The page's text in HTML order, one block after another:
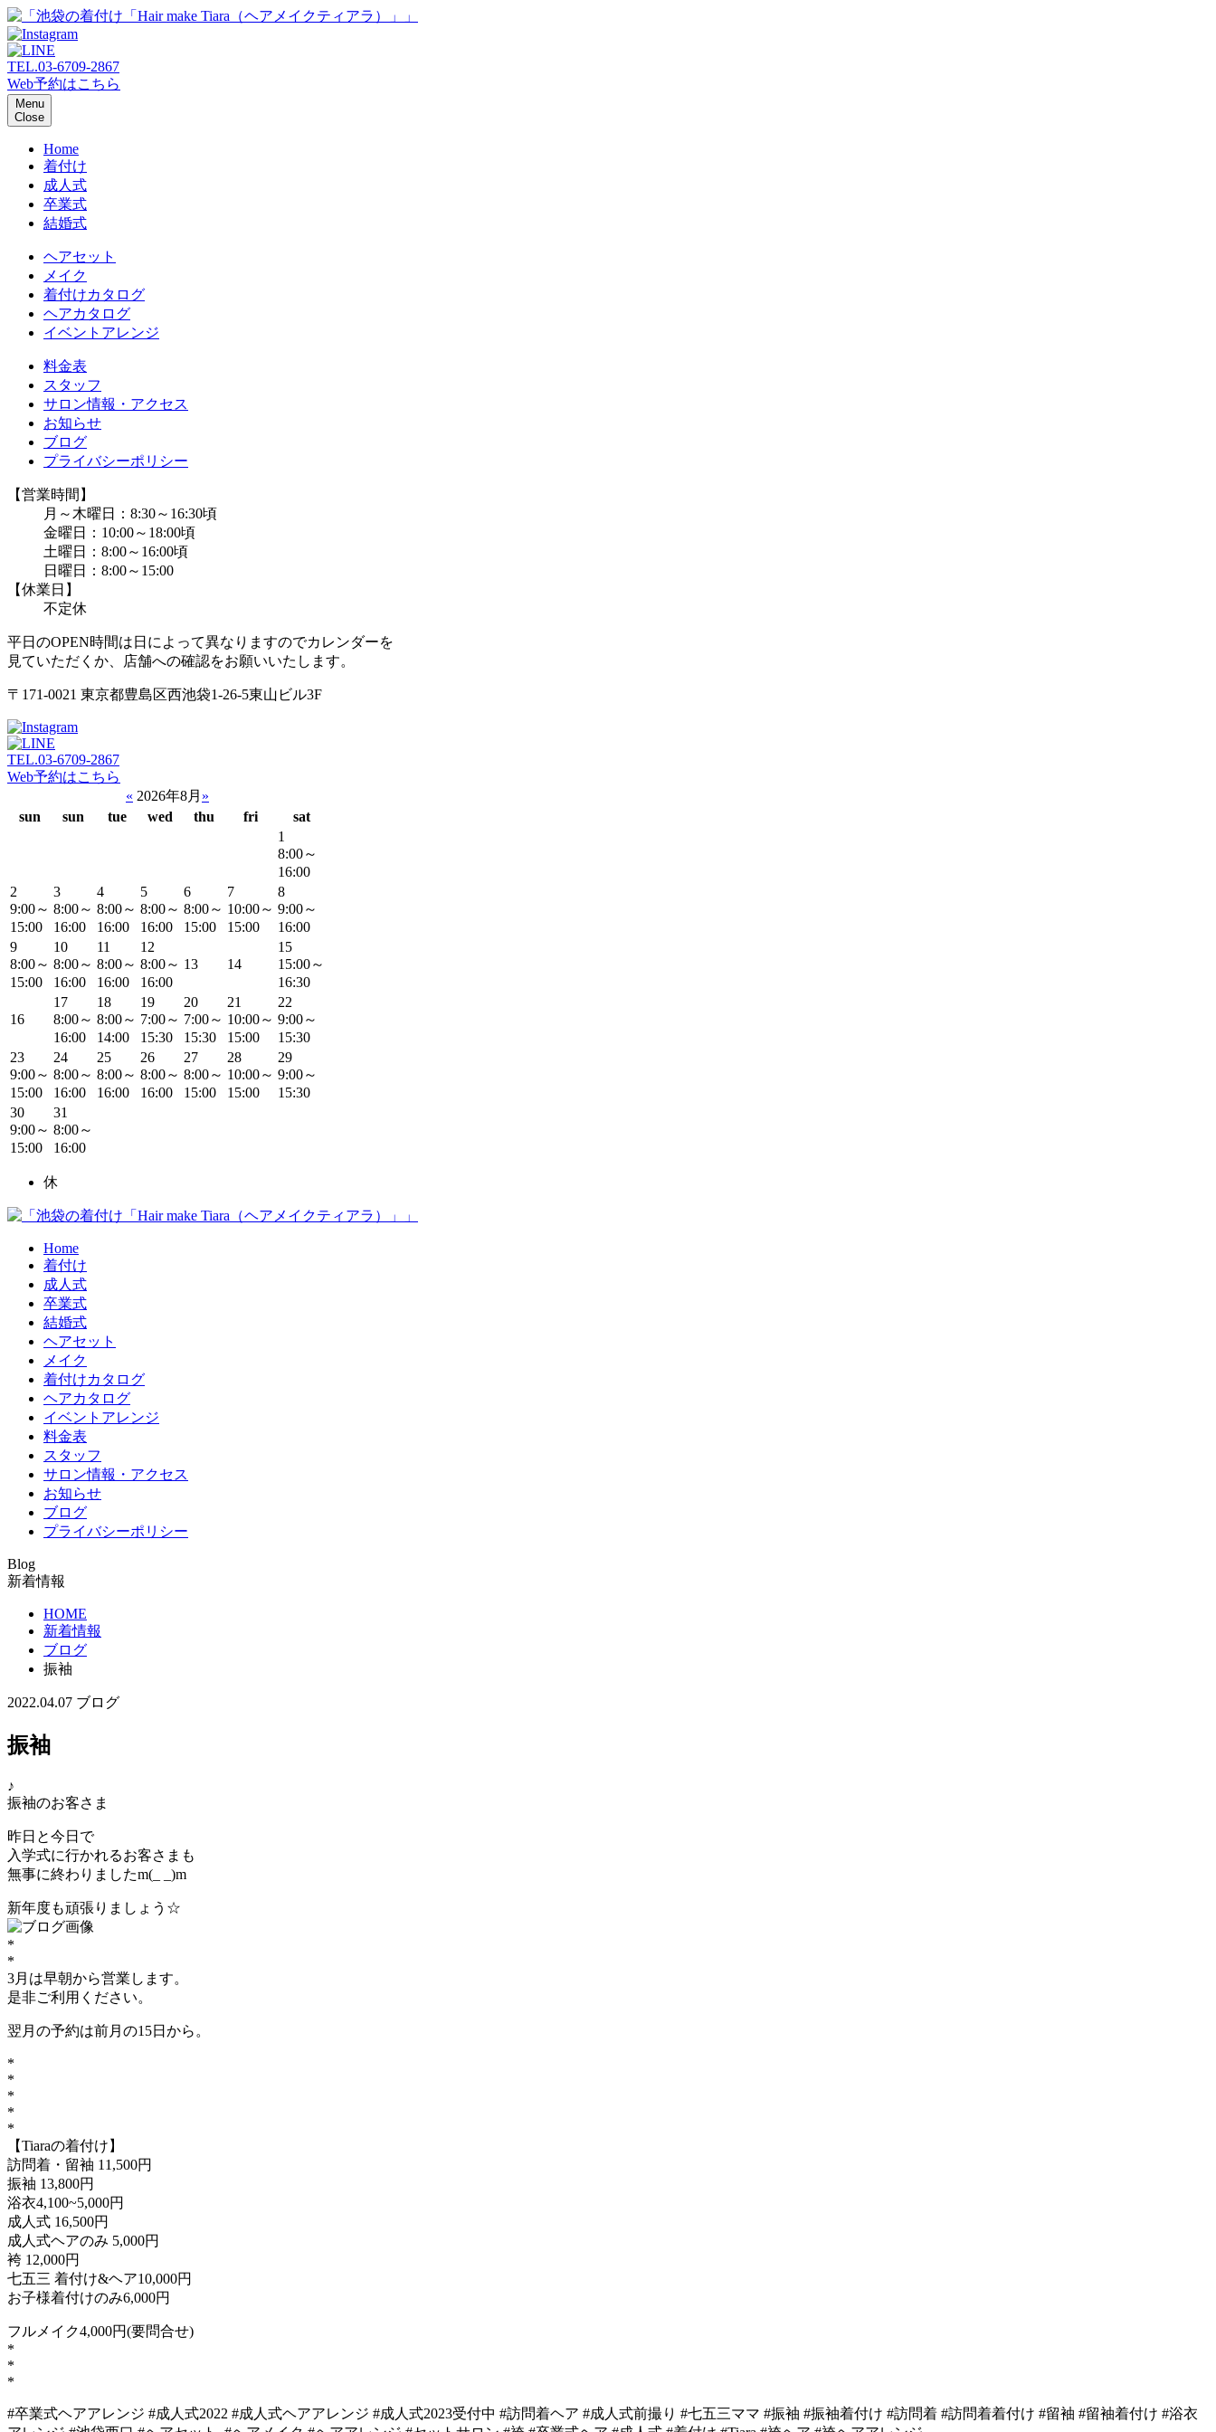
TEL.03-6709-2867
Web予約はこちら
Menu
Close
Home
着付け
成人式
卒業式
結婚式
ヘアセット
メイク
着付けカタログ
ヘアカタログ
イベントアレンジ
料金表
スタッフ
サロン情報・アクセス
お知らせ
ブログ
プライバシーポリシー
【営業時間】
月～木曜日：8:30～16:30頃
金曜日：10:00～18:00頃
土曜日：8:00～16:00頃
日曜日：8:00～15:00
【休業日】
不定休
平日のOPEN時間は日によって異なりますのでカレンダーを
見ていただくか、店舗への確認をお願いいたします。
〒171-0021 東京都豊島区西池袋1-26-5東山ビル3F
TEL.03-6709-2867
Web予約はこちら
« 2026年8月 »
sun
sun tue wed thu fri
sat
1
8:00～
16:00
2
9:00～
15:00
3
8:00～
16:00
4
8:00～
16:00
5
8:00～
16:00
6
8:00～
15:00
7
10:00～
15:00
8
9:00～
16:00
9
8:00～
15:00
10
8:00～
16:00
11
8:00～
16:00
12
8:00～
16:00
13 14
15
15:00～
16:30
16
17
8:00～
16:00
18
8:00～
14:00
19
7:00～
15:30
20
7:00～
15:30
21
10:00～
15:00
22
9:00～
15:30
23
9:00～
15:00
24
8:00～
16:00
25
8:00～
16:00
26
8:00～
16:00
27
8:00～
15:00
28
10:00～
15:00
29
9:00～
15:30
30
9:00～
15:00
31
8:00～
16:00
休
Home
着付け
成人式
卒業式
結婚式
ヘアセット
メイク
着付けカタログ
ヘアカタログ
イベントアレンジ
料金表
スタッフ
サロン情報・アクセス
お知らせ
ブログ
プライバシーポリシー
Blog
新着情報
HOME
新着情報
ブログ
振袖
2022.04.07 ブログ
振袖
♪
振袖のお客さま
昨日と今日で
入学式に行かれるお客さまも
無事に終わりましたm(_ _)m
新年度も頑張りましょう☆
*
*
3月は早朝から営業します。
是非ご利用ください。
翌月の予約は前月の15日から。
*
*
*
*
*
【Tiaraの着付け】
訪問着・留袖 11,500円
振袖 13,800円
浴衣4,100~5,000円
成人式 16,500円
成人式ヘアのみ 5,000円
袴 12,000円
七五三 着付け&ヘア10,000円
お子様着付けのみ6,000円
フルメイク4,000円(要問合せ)
*
*
*
#卒業式ヘアアレンジ #成人式2022 #成人式ヘアアレンジ #成人式2023受付中 #訪問着ヘア #成人式前撮り #七五三ママ #振袖 #振袖着付け #訪問着 #訪問着着付け #留袖 #留袖着付け #浴衣